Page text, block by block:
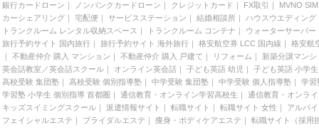
銀行カードローン ｜ ノンバンクカードローン ｜ クレジットカード ｜ FX取引 ｜ MVNO SIM
カーシェアリング｜ 宅配便 ｜ サービスステーション ｜ 結婚相談所｜ ハウスウエディング
トランクルーム レンタル収納スペース ｜ トランクルーム コンテナ ｜ ウォーターサーバー
旅行予約サイト 国内旅行｜ 旅行予約サイト 海外旅行｜ 格安航空券 LCC 国内線 ｜ 格安航
｜ 不動産仲介 購入 マンション ｜ 不動産仲介 購入 戸建て ｜ リフォーム ｜
新築分譲マンシ
英会話教室／英会話スクール｜ オンライン英会話 ｜ 子ども英語 幼児 ｜ 子ども英語 小学生
高校受験 集団塾｜ 高校受験 個別指導塾｜ 中学受験 集団塾｜ 中学受験 個人指導塾｜ 学習
学習塾 小学生 個別指導 首都圏 ｜ 通信教育・オンライン学習高校生 ｜
通信教育・オンラ
キッズスイミングスクール｜ 派遣情報サイト ｜ 転職サイト ｜ 転職サイト 女性 ｜
アルバ
フェイシャルエステ ｜ ブライダルエステ ｜ 痩身・ボディケアエステ ｜ 転職サイト（採用